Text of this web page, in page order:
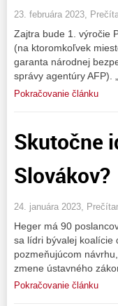
23. februára 2023,
Zajtra bude 1. výročie
(na ktoromkoľvek
garanta národnej
správy agentúry AFP).
Pokračovanie článku
Skutočne
Slovákov?
24. januára 2023,
Heger má 90
sa lídri bývalej koalície
pozmeňujúcom
zmene ústavného
Pokračovanie článku